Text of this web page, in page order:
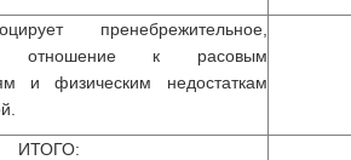
пренебрежительное,
отношение к расовым
и физическим недостаткам
ИТОГО: